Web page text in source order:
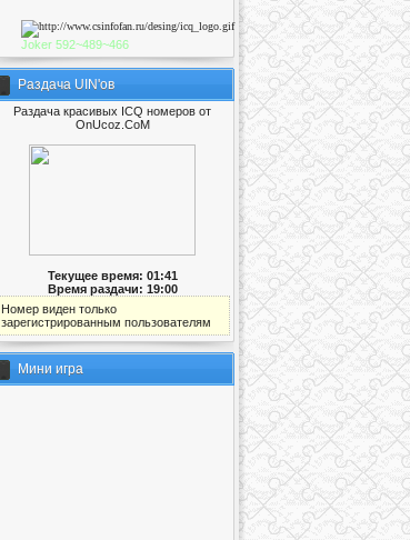
Joker 592~489~466
Раздача UIN'ов
Раздача красивых ICQ номеров от
OnUcoz.CoM
Текущее время: 01:41
Время раздачи: 19:00
Номер виден только
зарегистрированным пользователям
Мини игра